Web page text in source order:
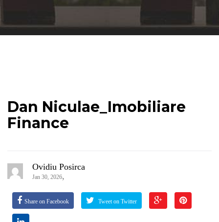
Dan Niculae_Imobiliare
Finance
Ovidiu Posirca
Jan 30, 2026,
Share on Facebook Tweet on Twitter